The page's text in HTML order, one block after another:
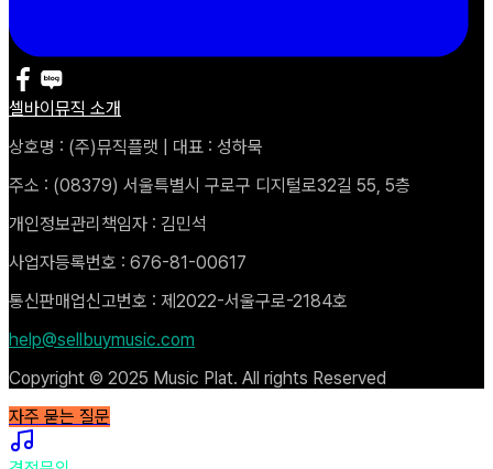
셀바이뮤직 소개
상호명 : (주)뮤직플랫 | 대표 : 성하묵
주소 : (08379) 서울특별시 구로구 디지털로32길 55, 5층
개인정보관리책임자 : 김민석
사업자등록번호 : 676-81-00617
통신판매업신고번호 : 제2022-서울구로-2184호
help@sellbuymusic.com
Copyright © 2025 Music Plat. All rights Reserved
자주 묻는 질문